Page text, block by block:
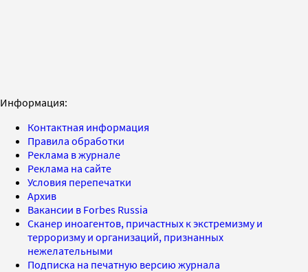
Информация:
Контактная информация
Правила обработки
Реклама в журнале
Реклама на сайте
Условия перепечатки
Архив
Вакансии в Forbes Russia
Сканер иноагентов, причастных к экстремизму и
терроризму и организаций, признанных
нежелательными
Подписка на печатную версию журнала